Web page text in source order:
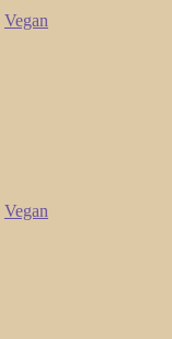
Vegan
Vegan